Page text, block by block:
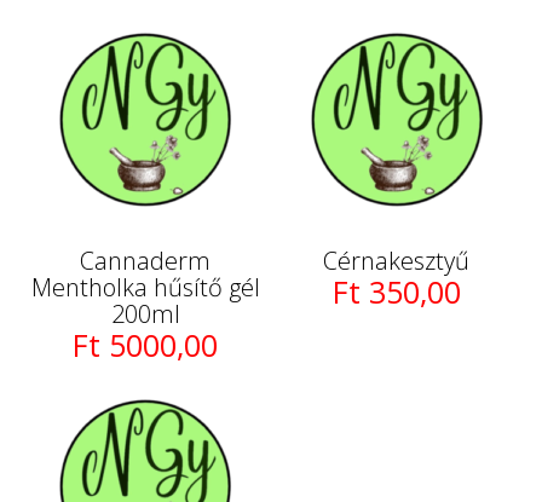
Cannaderm
Mentholka hűsítő gél
200ml
Ft 5000,00
Cérnakesztyű
Ft 350,00